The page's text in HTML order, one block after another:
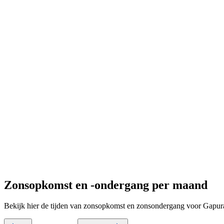
Zonsopkomst en -ondergang per maand
Bekijk hier de tijden van zonsopkomst en zonsondergang voor